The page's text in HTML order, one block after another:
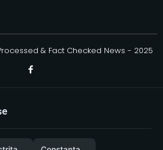
& Fact Checked News - 2025